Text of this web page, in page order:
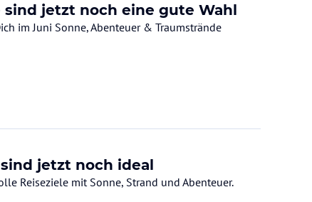
jetzt noch eine gute Wahl
im Juni Sonne, Abenteuer & Traumstrände
jetzt noch ideal
Reiseziele mit Sonne, Strand und Abenteuer.